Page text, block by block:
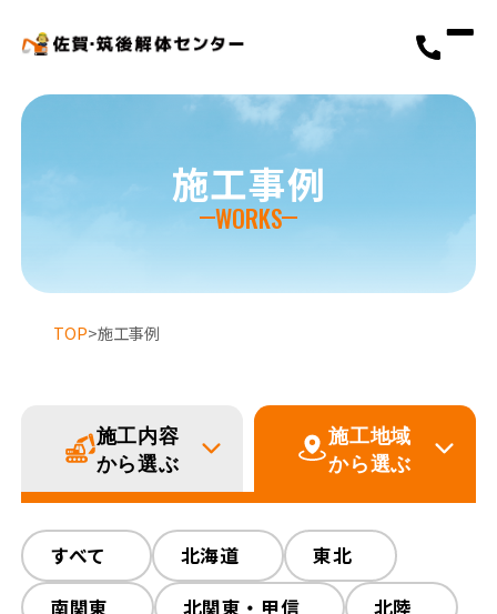
解体工事メニュー
会社概要 スタッフ紹介
施工事例 相談会/イベント
施工事例
WORKS
TOP>施工事例
施工内容
から選ぶ
施工地域
から選ぶ
すべて 木造解体
鉄骨解体
RC解体
内装解体
プチ解体
すべて 北海道
東北
南関東
北関東・甲信
北陸